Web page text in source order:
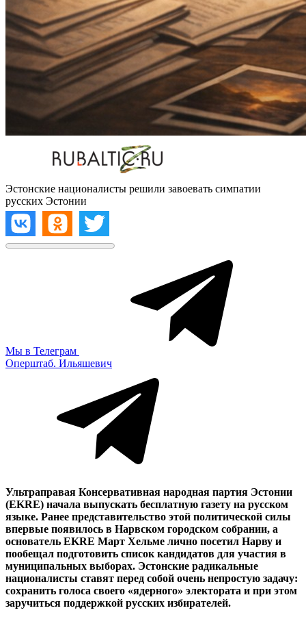
Эстонские националисты решили завоевать симпатии
русских Эстонии
Мы в Телеграм
Оперштаб. Ильяшевич
Ультраправая Консервативная народная партия Эстонии
(EKRE) начала выпускать бесплатную газету на русском
языке. Ранее представительство этой политической силы
впервые появилось в Нарвском городском собрании, а
основатель EKRE Март Хельме лично посетил Нарву и
пообещал подготовить список кандидатов для участия в
муниципальных выборах. Эстонские радикальные
националисты ставят перед собой очень непростую задачу:
сохранить голоса своего «ядерного» электората и при этом
заручиться поддержкой русских избирателей.